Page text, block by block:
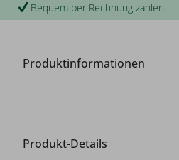
Bequem per Rechnung zahlen
Produktinformationen
Produkt-Details